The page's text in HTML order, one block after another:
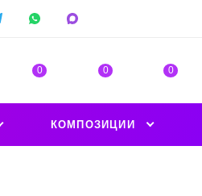
0 0 0
КОМПОЗИЦИИ